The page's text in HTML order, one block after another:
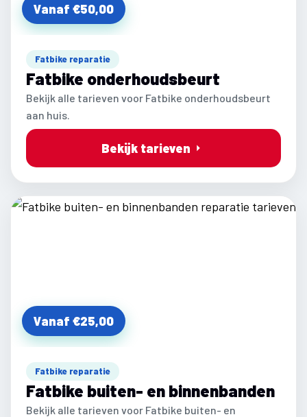
Vanaf €50,00
Fatbike reparatie
Fatbike onderhoudsbeurt
Bekijk alle tarieven voor Fatbike onderhoudsbeurt
aan huis.
Bekijk tarieven
Vanaf €25,00
Fatbike reparatie
Fatbike buiten- en binnenbanden
Bekijk alle tarieven voor Fatbike buiten- en